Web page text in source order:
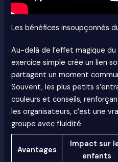
Les bénéfices insoupçonnés
Au-delà de l’effet magique
exercice simple crée un lien
partagent un moment
Souvent, les plus petits
couleurs et conseils,
les organisateurs, c’est une
groupe avec fluidité.
Avantages
Impact sur
enfants